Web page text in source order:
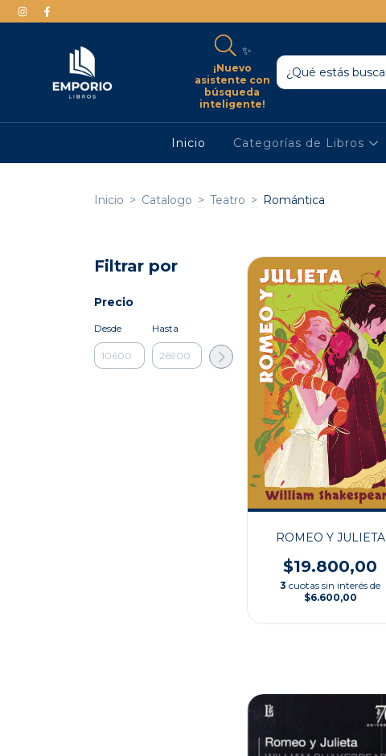
✨
¡Nuevo
asistente con
búsqueda
inteligente!
Inicio Categorías de Libros
Inicio > Catalogo > Teatro > Romántica
Filtrar por
Precio
Desde Hasta
ROMEO Y JULIETA
$19.800,00
3 cuotas sin interés de
$6.600,00